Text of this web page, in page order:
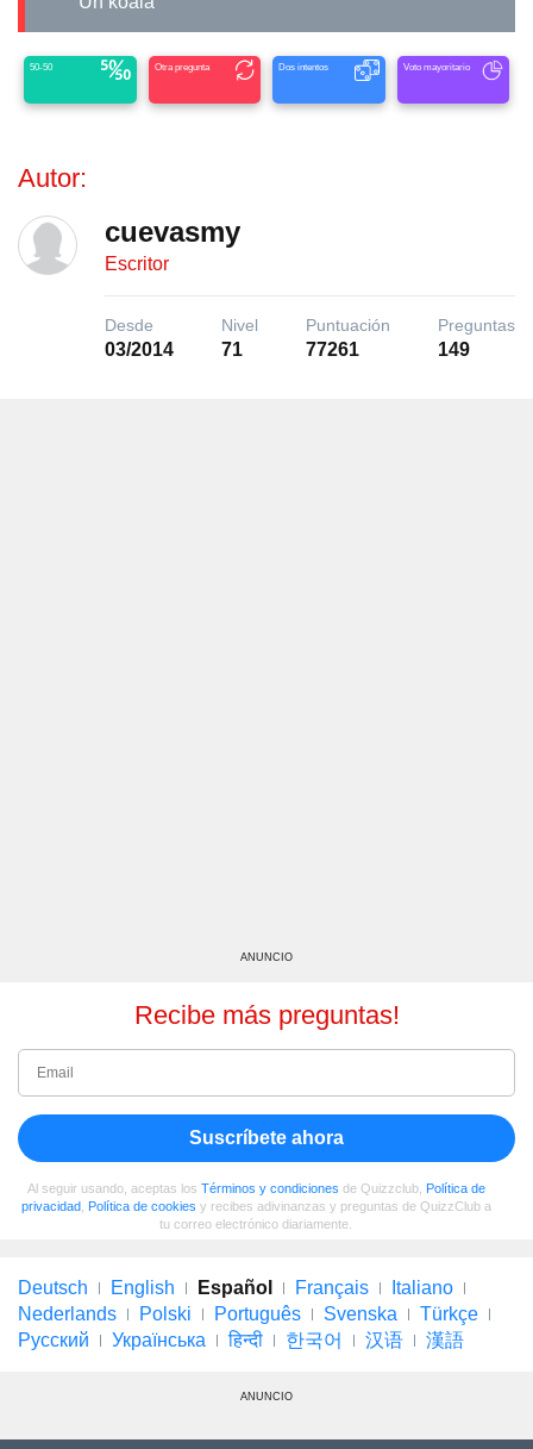
50-50 Otra pregunta Dos intentos Voto mayoritario
Autor:
cuevasmy
Escritor
Desde
03/2014
Nivel
71
Puntuación
77261
Preguntas
149
ANUNCIO
Recibe más preguntas!
Suscríbete ahora
Al seguir usando, aceptas los Términos y condiciones de Quizzclub, Política de
privacidad, Política de cookies y recibes adivinanzas y preguntas de QuizzClub a
tu correo electrónico diariamente.
Deutsch English Español Français
Italiano
Nederlands
Polski Português Svenska
Türkçe
Русский
Українська हिन्दी 한국어 汉语 漢語
ANUNCIO